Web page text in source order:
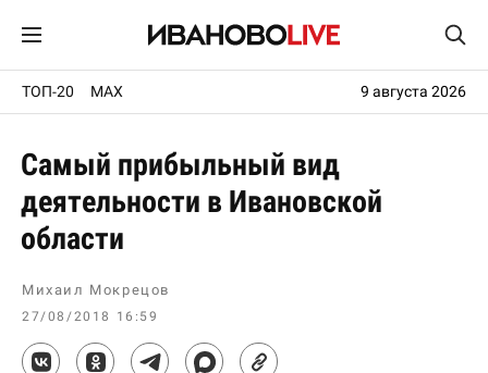
ТОП-20 MAX 9 августа 2026
Самый прибыльный вид
деятельности в Ивановской
области
Михаил Мокрецов
27/08/2018 16:59